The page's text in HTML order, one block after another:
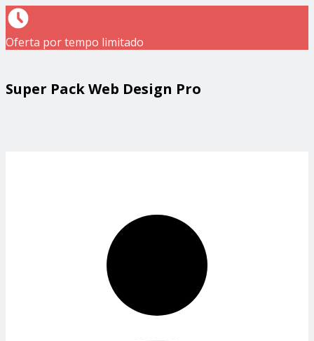
Oferta por tempo limitado
Super Pack Web Design Pro